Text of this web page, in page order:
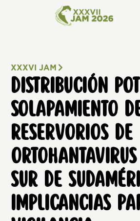
XXXVI JAM
DISTRIBUCIÓN
SOLAPAMIENTO
RESERVORIOS DE
SUR DE
IMPLICANCIAS